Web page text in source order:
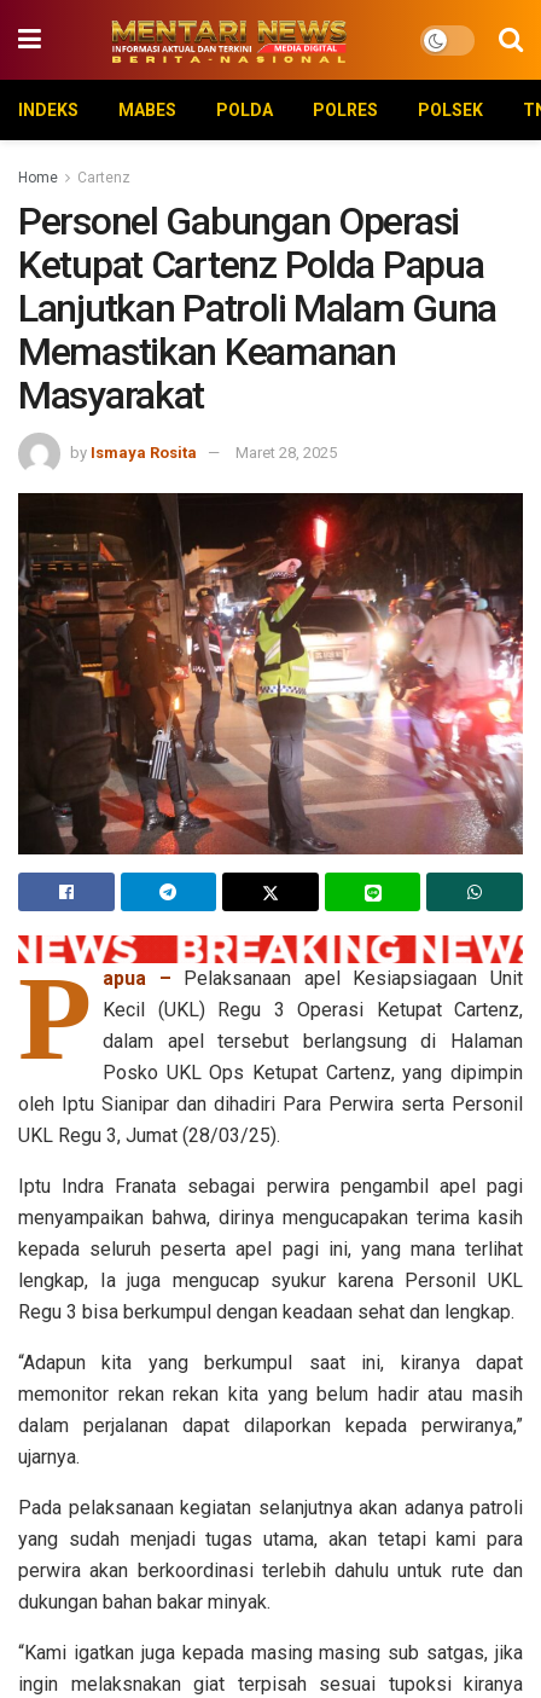
INDEKS MABES POLDA POLRES POLSEK
Home Cartenz
Personel Gabungan Operasi
Ketupat Cartenz Polda Papua
Lanjutkan Patroli Malam Guna
Memastikan Keamanan
Masyarakat
by Ismaya Rosita Maret 28, 2025
P apua –
Pelaksanaan apel Kesiapsiagaan Unit
Kecil (UKL) Regu 3 Operasi Ketupat Cartenz,
dalam apel tersebut berlangsung di Halaman
Posko UKL Ops Ketupat Cartenz, yang dipimpin
oleh Iptu Sianipar dan dihadiri Para Perwira serta Personil
UKL Regu 3, Jumat (28/03/25).
Iptu Indra Franata sebagai perwira pengambil apel pagi
menyampaikan bahwa, dirinya mengucapakan terima kasih
kepada seluruh peserta apel pagi ini, yang mana terlihat
lengkap, Ia juga mengucap syukur karena Personil UKL
Regu 3 bisa berkumpul dengan keadaan sehat dan lengkap.
“Adapun kita yang berkumpul saat ini, kiranya dapat
memonitor rekan rekan kita yang belum hadir atau masih
dalam perjalanan dapat dilaporkan kepada perwiranya,”
ujarnya.
Pada pelaksanaan kegiatan selanjutnya akan adanya patroli
yang sudah menjadi tugas utama, akan tetapi kami para
perwira akan berkoordinasi terlebih dahulu untuk rute dan
dukungan bahan bakar minyak.
“Kami igatkan juga kepada masing masing sub satgas, jika
ingin melaksnakan giat terpisah sesuai tupoksi kiranya